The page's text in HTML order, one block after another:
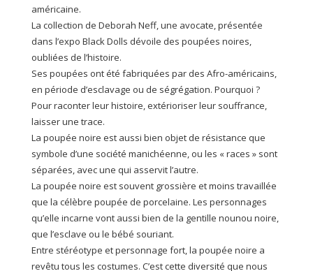
américaine.
La collection de Deborah Neff, une avocate, présentée
dans l’expo Black Dolls dévoile des poupées noires,
oubliées de l’histoire.
Ses poupées ont été fabriquées par des Afro-américains,
en période d’esclavage ou de ségrégation. Pourquoi ?
Pour raconter leur histoire, extérioriser leur souffrance,
laisser une trace.
La poupée noire est aussi bien objet de résistance que
symbole d’une société manichéenne, ou les « races » sont
séparées, avec une qui asservit l’autre.
La poupée noire est souvent grossière et moins travaillée
que la célèbre poupée de porcelaine. Les personnages
qu’elle incarne vont aussi bien de la gentille nounou noire,
que l’esclave ou le bébé souriant.
Entre stéréotype et personnage fort, la poupée noire a
revêtu tous les costumes. C’est cette diversité que nous